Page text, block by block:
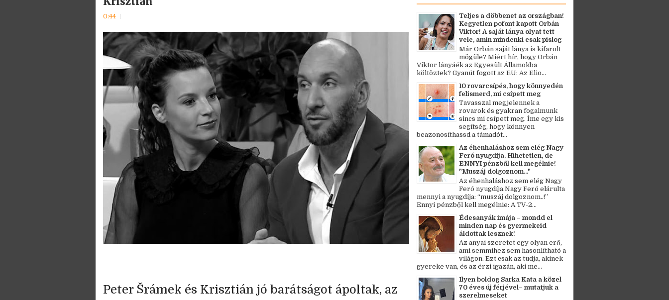
0:44
Peter Šrámek és Krisztián jó barátságot ápoltak, az
Teljes a döbbenet az országban!
Kegyetlen pofont kapott Orbán
Viktor! A saját lánya olyat tett
vele, amin mindenki csak pislog
Már Orbán saját lánya is kifarolt
mögüle? Miért hír, hogy Orbán
Viktor lányáék az Egyesült Államokba
költöztek? Gyanút fogott az EU: Az Elio...
10 rovarcsípés, hogy könnyedén
felismerd, mi csípett meg
Tavasszal megjelennek a
rovarok és gyakran fogalmunk
sincs mi csípett meg. Íme egy kis
segítség, hogy könnyen
beazonosíthassd a támadót...
Az éhenhaláshoz sem elég Nagy
Feró nyugdíja. Hihetetlen, de
ENNYI pénzből kell megélnie!
"Muszáj dolgoznom..."
Az éhenhaláshoz sem elég Nagy
Feró nyugdíja.Nagy Feró elárulta
mennyi a nyugdíja: “muszáj dolgoznom..!”
Ennyi pénzből kell megélnie: A TV-2...
Édesanyák imája – mondd el
minden nap és gyermekeid
áldottak lesznek!
Az anyai szeretet egy olyan erő,
ami semmihez sem hasonlítható a
világon. Ezt csak az tudja, akinek
gyereke van, és az érzi igazán, aki me...
Ilyen boldog Sarka Kata a közel
70 éves új férjével– mutatjuk a
szerelmeseket